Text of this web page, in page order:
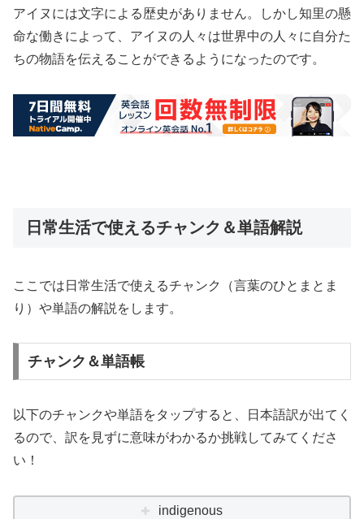
アイヌには文字による歴史がありません。しかし知里の懸
命な働きによって、アイヌの人々は世界中の人々に自分た
ちの物語を伝えることができるようになったのです。
日常生活で使えるチャンク＆単語解説
ここでは日常生活で使えるチャンク（言葉のひとまとま
り）や単語の解説をします。
チャンク＆単語帳
以下のチャンクや単語をタップすると、日本語訳が出てく
るので、訳を見ずに意味がわかるか挑戦してみてくださ
い！
indigenous